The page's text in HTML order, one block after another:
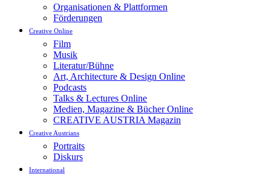
Organisationen & Plattformen
Förderungen
Creative Online
Film
Musik
Literatur/Bühne
Art, Architecture & Design Online
Podcasts
Talks & Lectures Online
Medien, Magazine & Bücher Online
CREATIVE AUSTRIA Magazin
Creative Austrians
Portraits
Diskurs
International